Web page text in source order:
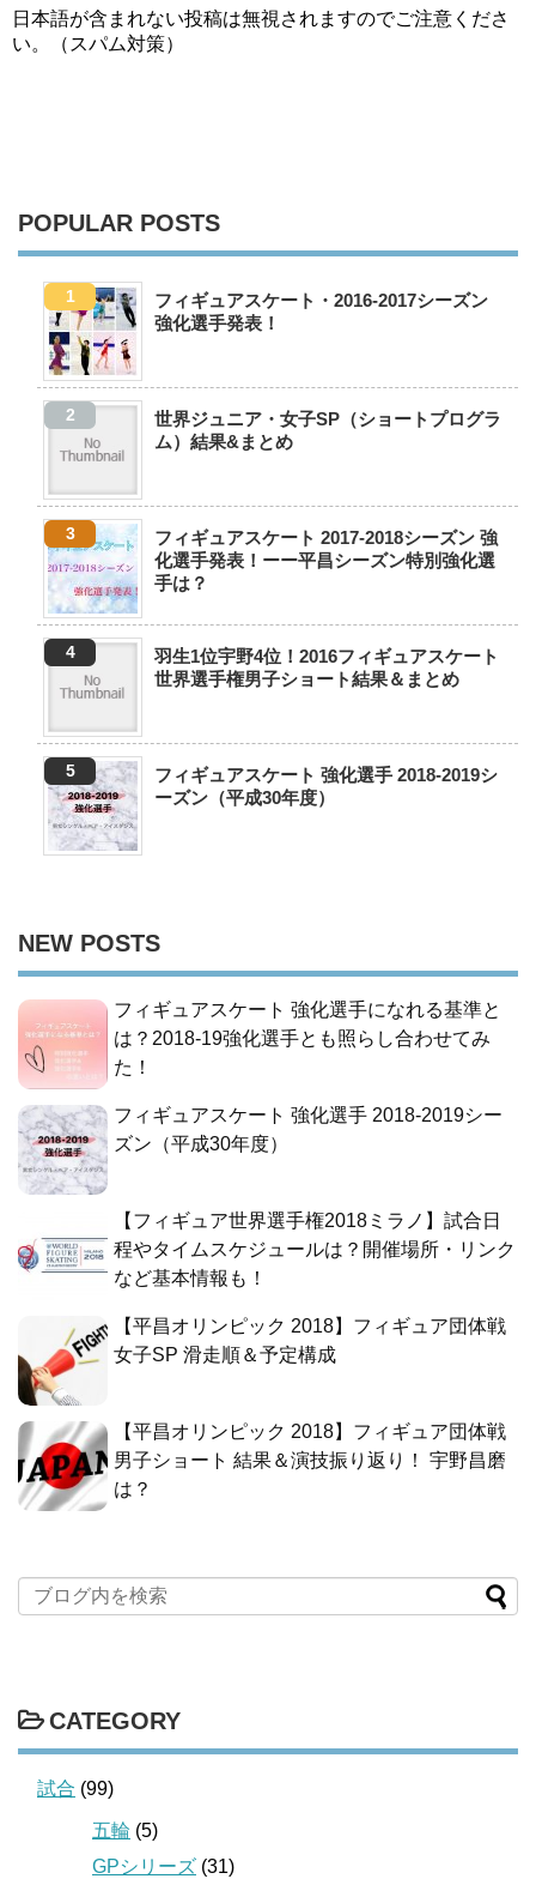
日本語が含まれない投稿は無視されますのでご注意くださ
い。（スパム対策）
POPULAR POSTS
フィギュアスケート・2016-2017シーズン
強化選手発表！
世界ジュニア・女子SP（ショートプログラ
ム）結果&まとめ
フィギュアスケート 2017-2018シーズン 強
化選手発表！ーー平昌シーズン特別強化選
手は？
羽生1位宇野4位！2016フィギュアスケート
世界選手権男子ショート結果＆まとめ
フィギュアスケート 強化選手 2018-2019シ
ーズン（平成30年度）
NEW POSTS
フィギュアスケート 強化選手になれる基準と
は？2018-19強化選手とも照らし合わせてみ
た！
フィギュアスケート 強化選手 2018-2019シー
ズン（平成30年度）
【フィギュア世界選手権2018ミラノ】試合日
程やタイムスケジュールは？開催場所・リンク
など基本情報も！
【平昌オリンピック 2018】フィギュア団体戦
女子SP 滑走順＆予定構成
【平昌オリンピック 2018】フィギュア団体戦
男子ショート 結果＆演技振り返り！ 宇野昌磨
は？
CATEGORY
試合 (99)
五輪 (5)
GPシリーズ (31)